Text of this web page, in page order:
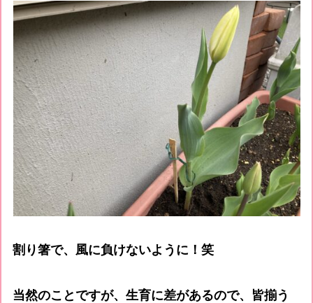
割り箸で、風に負けないように！笑
当然のことですが、生育に差があるので、皆揃う